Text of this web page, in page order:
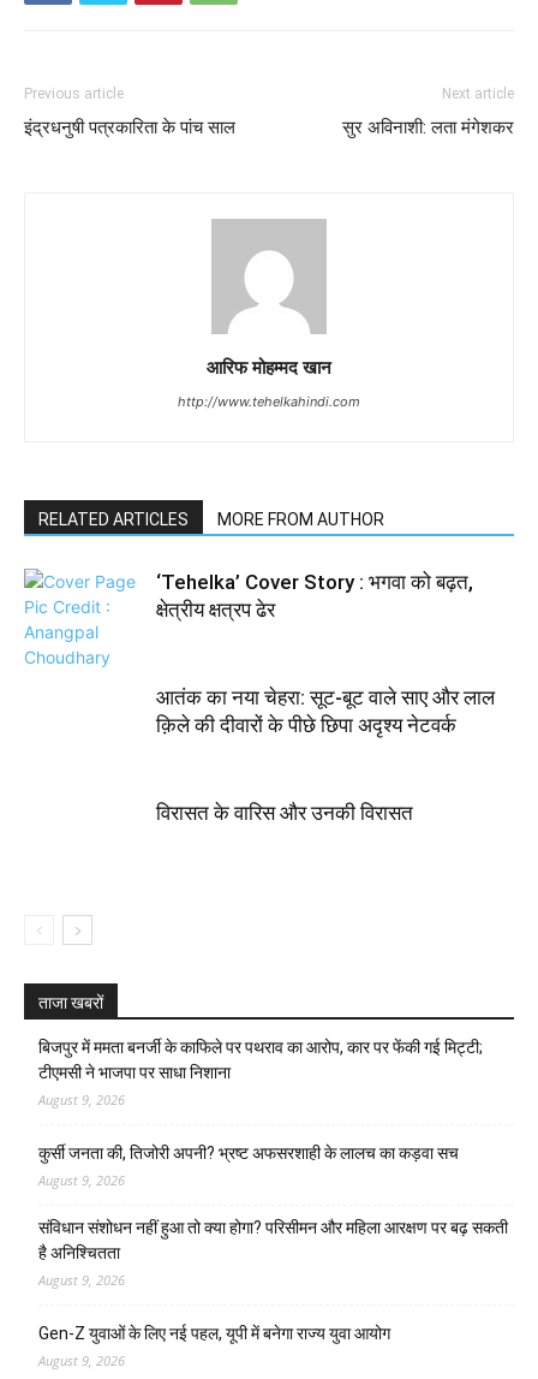
Previous article
इंद्रधनुषी पत्रकारिता के पांच साल
Next article
सुर अविनाशी: लता मंगेशकर
आरिफ मोहम्मद खान
http://www.tehelkahindi.com
RELATED ARTICLES MORE FROM AUTHOR
‘Tehelka’ Cover Story : भगवा को बढ़त,
क्षेत्रीय क्षत्रप ढेर
आतंक का नया चेहरा: सूट-बूट वाले साए और लाल
क़िले की दीवारों के पीछे छिपा अदृश्य नेटवर्क
विरासत के वारिस और उनकी विरासत
ताजा खबरों
बिजपुर में ममता बनर्जी के काफिले पर पथराव का आरोप, कार पर फेंकी गई मिट्टी;
टीएमसी ने भाजपा पर साधा निशाना
August 9, 2026
कुर्सी जनता की, तिजोरी अपनी? भ्रष्ट अफसरशाही के लालच का कड़वा सच
August 9, 2026
संविधान संशोधन नहीं हुआ तो क्या होगा? परिसीमन और महिला आरक्षण पर बढ़ सकती
है अनिश्चितता
August 9, 2026
Gen-Z युवाओं के लिए नई पहल, यूपी में बनेगा राज्य युवा आयोग
August 9, 2026